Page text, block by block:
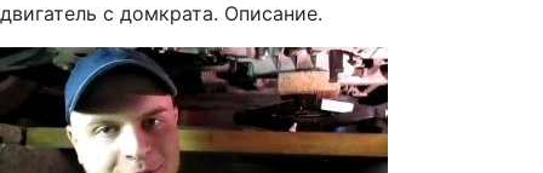
двигатель с домкрата. Описание.